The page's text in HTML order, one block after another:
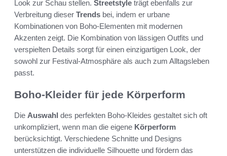
Look zur Schau stellen. Streetstyle trägt ebenfalls zur
Verbreitung dieser Trends bei, indem er urbane
Kombinationen von Boho-Elementen mit modernen
Akzenten zeigt. Die Kombination von lässigen Outfits und
verspielten Details sorgt für einen einzigartigen Look, der
sowohl zur Festival-Atmosphäre als auch zum Alltagsleben
passt.
Boho-Kleider für jede Körperform
Die Auswahl des perfekten Boho-Kleides gestaltet sich oft
unkompliziert, wenn man die eigene Körperform
berücksichtigt. Verschiedene Schnitte und Designs
unterstützen die individuelle Silhouette und fördern das